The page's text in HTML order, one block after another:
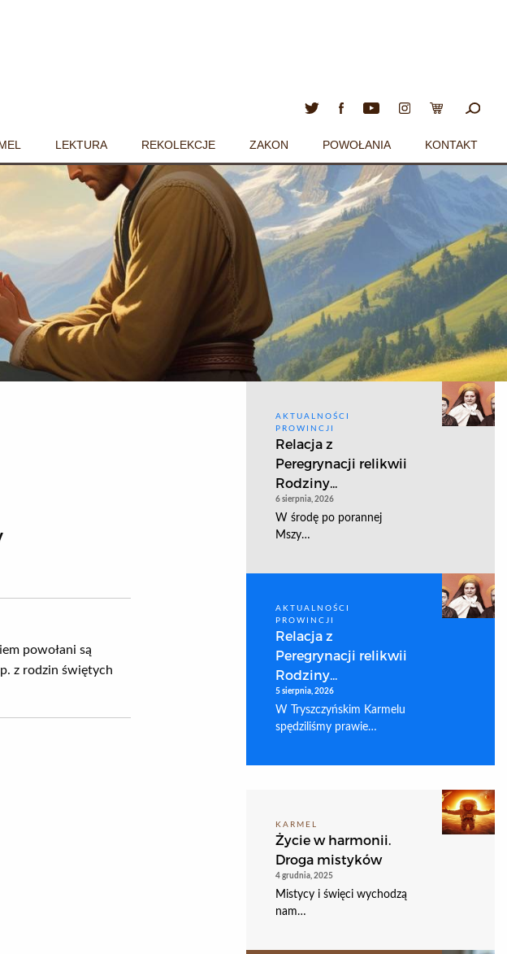
LEKTURA REKOLEKCJE ZAKON POWOŁANIA KONTAKT
powołani są
z rodzin świętych
AKTUALNOŚCI
PROWINCJI
Relacja z
Peregrynacji relikwii
Rodziny...
6 sierpnia, 2026
W środę po porannej
Mszy…
AKTUALNOŚCI
PROWINCJI
Relacja z
Peregrynacji relikwii
Rodziny...
5 sierpnia, 2026
W Tryszczyńskim Karmelu
spędziliśmy prawie…
KARMEL
Życie w harmonii.
Droga mistyków
4 grudnia, 2025
Mistycy i święci wychodzą
nam…